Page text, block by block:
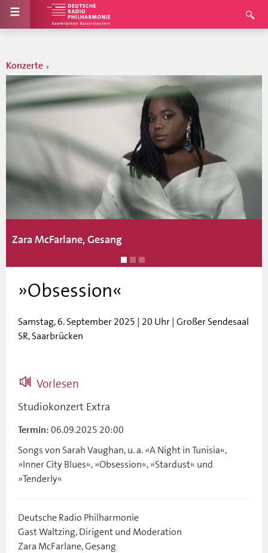
Konzerte
Zara McFarlane, Gesang
»Obsession«
Samstag, 6. September 2025 | 20 Uhr | Großer Sendesaal
SR, Saarbrücken
Vorlesen
Studiokonzert Extra
Termin: 06.09.2025 20:00
Songs von Sarah Vaughan, u. a. »A Night in Tunisia«,
»Inner City Blues«, »Obsession«, »Stardust« und
»Tenderly«
Deutsche Radio Philharmonie
Gast Waltzing, Dirigent und Moderation
Zara McFarlane, Gesang